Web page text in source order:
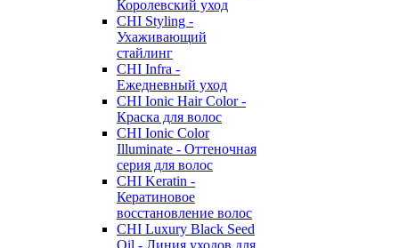
Королевский уход
CHI Styling -
Ухаживающий
стайлинг
CHI Infra -
Ежедневный уход
CHI Ionic Hair Color -
Краска для волос
CHI Ionic Color
Illuminate - Оттеночная
серия для волос
CHI Keratin -
Кератиновое
восстановление волос
CHI Luxury Black Seed
Oil - Линия уходов для